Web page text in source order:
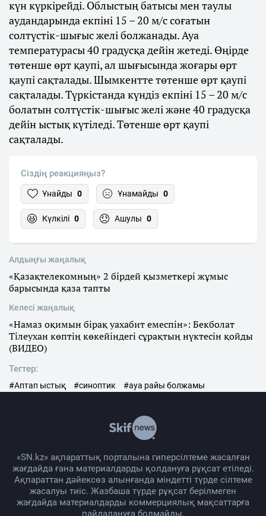
күн күркірейді. Облыстың батысы мен таулы
аудандарында екпіні 15 – 20 м/с соғатын
солтүстік-шығыс желі болжанады. Ауа
температурасы 40 градусқа дейін жетеді. Өңірде
төтенше өрт қаупі, ал шығысында жоғары өрт
қаупі сақталады. Шымкентте төтенше өрт қаупі
сақталады. Түркістанда күндіз екпіні 15 – 20 м/с
болатын солтүстік-шығыс желі және 40 градусқа
дейін ыстық күтіледі. Төтенше өрт қаупі
сақталады.
Сіздің реакцияңыз?
Ұнайды 0 Ұнамайды 0
Күлкілі 0 Ашулы 0
Алдыңғы жаңалық
«Қазақтелекомның» 2 бірдей қызметкері жұмыс
барысында қаза тапты
Келесі жаңалық
«Намаз оқимын бірақ уахабит емеспін»: Бекболат
Тілеухан көптің көкейіндегі сұрақтың нүктесін қойды
(ВИДЕО)
Тегтер:
#Аптап ыстық #синоптик #ауа райы болжамы
«SN.kz» ақпараттық порталына гиперсілтеме жасалған
жағдайда ғана материалдарды қолдануға рұқсат етіледі.
Ақпараттан дәйексөз алынғанда міндетті түрде сілтеме
жасалуы тиіс. Жазбаша түрде рұқсат берілмеген
жағдайда материалдарды коммерциялық мақсаттарға
пайдалануға болмайды.